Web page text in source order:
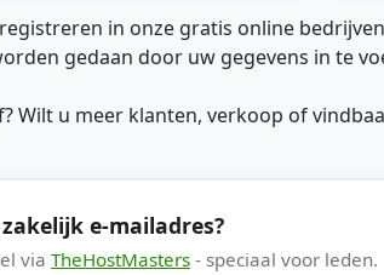
in onze gratis online
gedaan door uw gegevens in te
Wilt u meer klanten, verkoop of
e-mailadres?
via TheHostMasters - speciaal voor leden.